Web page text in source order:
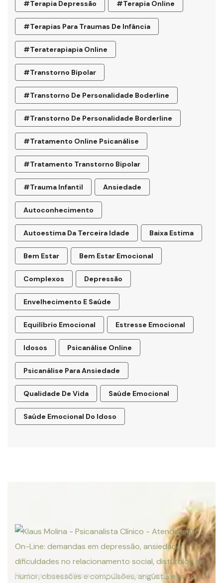
#terapia Depressão #terapia Online
#terapias Para Traumas De Infância
#teraterapiapia Online
#transtorno Bipolar
#transtorno De Personalidade Boderline
#Transtorno De Personalidade Borderline
#tratamento Online Psicanálise
#tratamento Transtorno Bipolar
#trauma Infantil Ansiedade
Autoconhecimento
Autoestima Da Terceira Idade Baixa Estima
Bem Estar Bem Estar Emocional
Complexos Depressão
Envelhecimento E Saúde
Equilíbrio Emocional Estresse Emocional
Idosos Psicanálise Online
Psicanálise Para Ansiedade
Qualidade De Vida Saúde Emocional
Saúde Emocional Do Idoso
Na área psicanalítica, atendo pessoas que